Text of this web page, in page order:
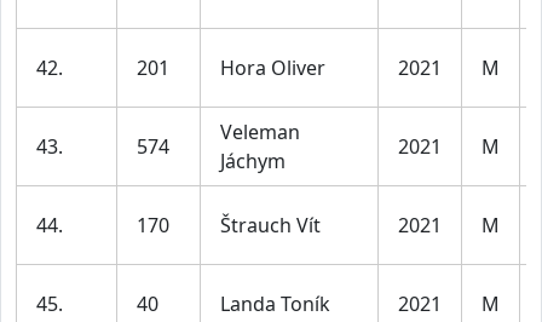
42. 201 Hora Oliver 2021 M
43. 574
Veleman
Jáchym
2021 M
44. 170 Štrauch Vít 2021 M
45. 40 Landa Toník 2021 M